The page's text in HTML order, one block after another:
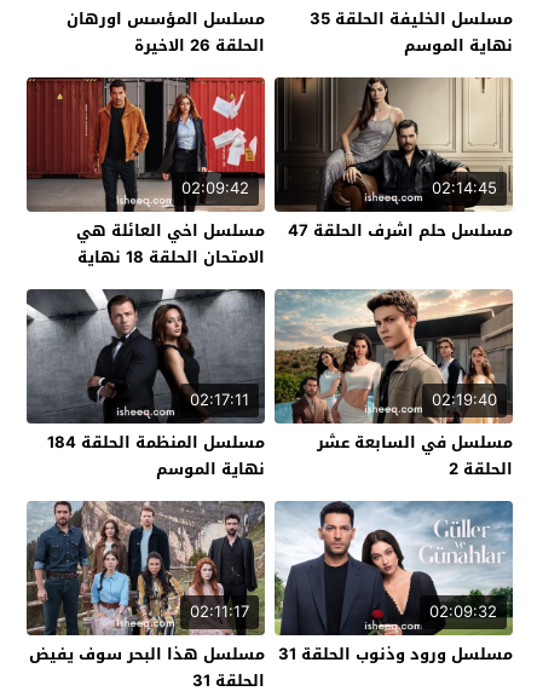
مسلسل الخليفة الحلقة 35
نهاية الموسم
مسلسل المؤسس اورهان
الحلقة 26 الاخيرة
02:14:45
مسلسل حلم اشرف الحلقة 47
02:09:42
مسلسل اخي العائلة هي
الامتحان الحلقة 18 نهاية
الموسم
02:19:40
مسلسل في السابعة عشر
الحلقة 2
02:17:11
مسلسل المنظمة الحلقة 184
نهاية الموسم
02:09:32
مسلسل ورود وذنوب الحلقة 31
02:11:17
مسلسل هذا البحر سوف يفيض
الحلقة 31